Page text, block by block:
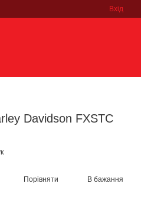
Вхід
Davidson FXSTC
Порівняти В бажання